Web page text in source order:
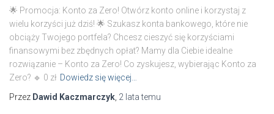
🌟 Promocja: Konto za Zero! Otwórz konto online i korzystaj z
wielu korzyści już dziś! 🌟 Szukasz konta bankowego, które nie
obciąży Twojego portfela? Chcesz cieszyć się korzyściami
finansowymi bez zbędnych opłat? Mamy dla Ciebie idealne
rozwiązanie – Konto za Zero! Co zyskujesz, wybierając Konto za
Zero? 🔹 0 zł Dowiedz się więcej…
Przez Dawid Kaczmarczyk 2 latatemu